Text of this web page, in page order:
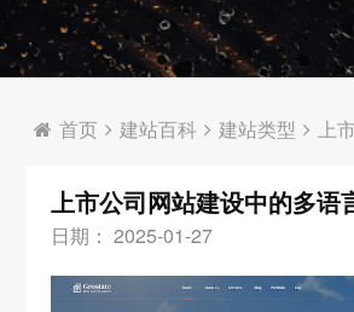
首页 建站百科 建站类型 上
上市公司网站建设中的多语
日期： 2025-01-27